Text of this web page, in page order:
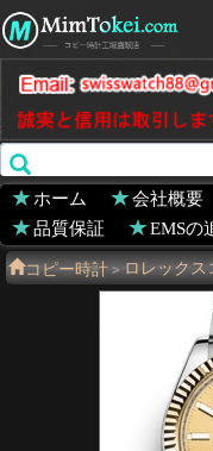
ホーム 会社概要
品質保証
EMSの
コピー時計 > ロレックス